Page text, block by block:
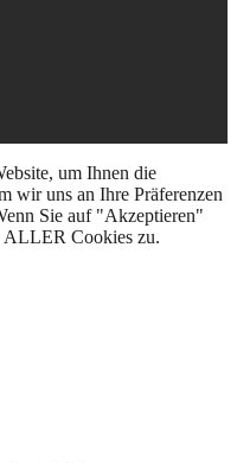
um Ihnen die
wir uns an Ihre Präferenzen
Sie auf "Akzeptieren"
ALLER Cookies zu.